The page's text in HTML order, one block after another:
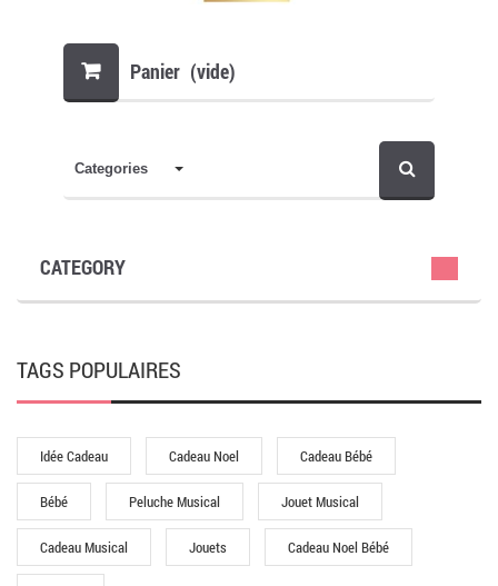
Panier (vide)
Categories
CATEGORY
TAGS POPULAIRES
Idée Cadeau Cadeau Noel Cadeau Bébé
Bébé Peluche Musical Jouet Musical
Cadeau Musical Jouets Cadeau Noel Bébé